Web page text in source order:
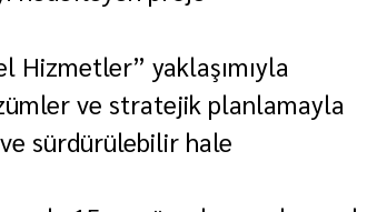
Hizmetler” yaklaşımıyla
ve stratejik planlamayla
sürdürülebilir hale